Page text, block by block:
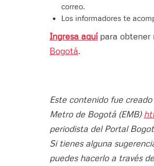
correo.
Los informadores te
Ingresa aquípara obtener
Bogotá.
Este contenido fue
Metro de Bogotá (EMB)
periodista del Portal
Si tienes alguna
puedes hacerlo a través